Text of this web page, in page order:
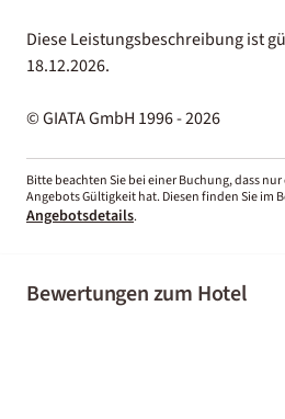
Diese Leistungsbeschreibung ist
18.12.2026.
© GIATA GmbH 1996 - 2026
Bitte beachten Sie bei einer Buchung, dass
Angebots Gültigkeit hat. Diesen finden Sie im
Angebotsdetails.
Bewertungen zum Hotel